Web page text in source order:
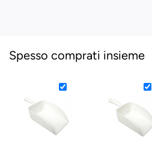
Spesso comprati insieme